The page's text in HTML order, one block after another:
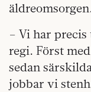
– Vi har
regi. Först
sedan
jobbar vi